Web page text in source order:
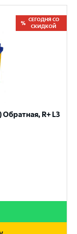
СЕГОДНЯ СО
СКИДКОЙ
Обратная, R+ L3